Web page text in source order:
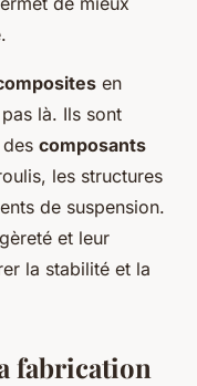
en
pas là. Ils sont
composants
les structures
de suspension.
et leur
la stabilité et la
fabrication